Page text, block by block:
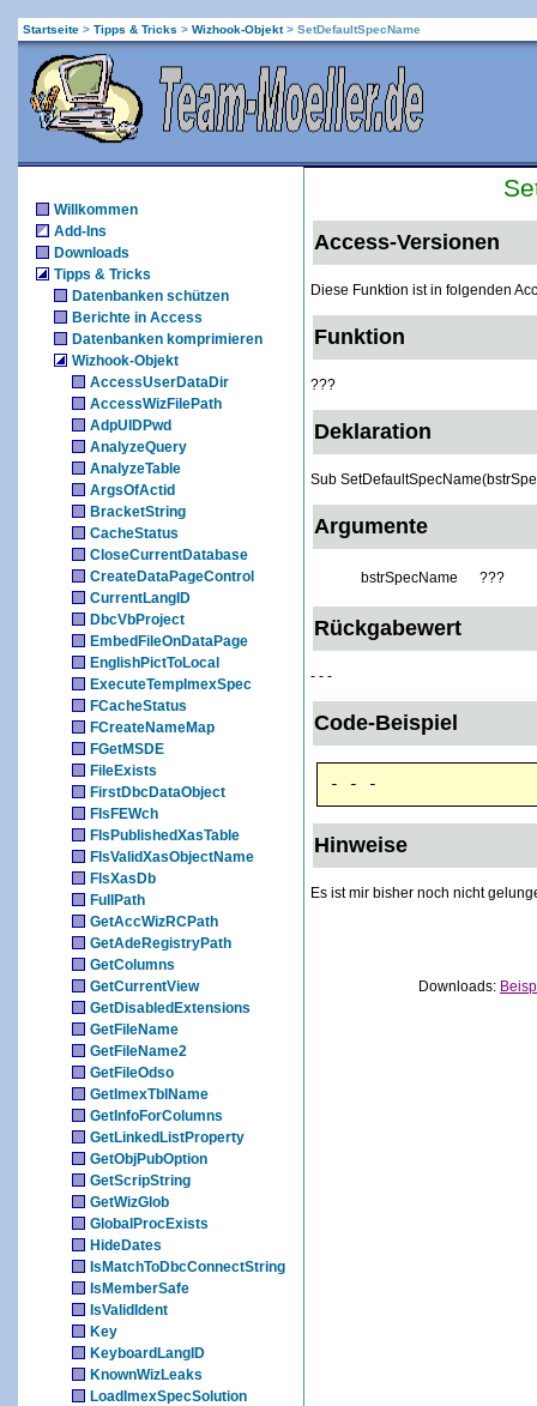
Startseite > Tipps & Tricks > Wizhook-Objekt> SetDefaultSpecName
Willkommen
Add-Ins
Downloads
Tipps & Tricks
Datenbanken schützen
Berichte in Access
Datenbanken komprimieren
Wizhook-Objekt
AccessUserDataDir
AccessWizFilePath
AdpUIDPwd
AnalyzeQuery
AnalyzeTable
ArgsOfActid
BracketString
CacheStatus
CloseCurrentDatabase
CreateDataPageControl
CurrentLangID
DbcVbProject
EmbedFileOnDataPage
EnglishPictToLocal
ExecuteTempImexSpec
FCacheStatus
FCreateNameMap
FGetMSDE
FileExists
FirstDbcDataObject
FIsFEWch
FIsPublishedXasTable
FIsValidXasObjectName
FIsXasDb
FullPath
GetAccWizRCPath
GetAdeRegistryPath
GetColumns
GetCurrentView
GetDisabledExtensions
GetFileName
GetFileName2
GetFileOdso
GetImexTblName
GetInfoForColumns
GetLinkedListProperty
GetObjPubOption
GetScripString
GetWizGlob
GlobalProcExists
HideDates
IsMatchToDbcConnectString
IsMemberSafe
IsValidIdent
Key
KeyboardLangID
KnownWizLeaks
LoadImexSpecSolution
Access-Versionen
Diese Funktion ist in folgenden
Funktion
???
Deklaration
Sub
Argumente
bstrSpecName ???
Rückgabewert
- - -
Code-Beispiel
- - -
Hinweise
Es ist mir bisher noch nicht
Downloads: